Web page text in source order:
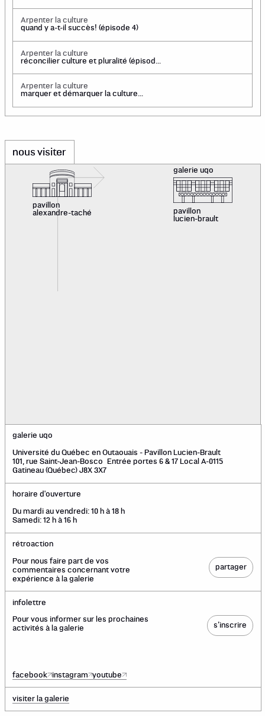
Arpenter la culture
quand y a-t-il succès! (épisode 4)
Arpenter la culture
réconcilier culture et pluralité (épisode
Arpenter la culture
marquer et démarquer la culture
nous visiter
galerie uqo
Université du Québec en Outaouais - Pavillon Lucien-Brault
101, rue Saint-Jean-Bosco Entrée portes 6 & 17 Local A-0115
Gatineau (Québec) J8X 3X7
horaire d'ouverture
Du mardi au vendredi: 10 h à 18 h
Samedi: 12 h à 16 h
rétroaction
Pour nous faire part de vos
commentaires concernant votre
expérience à la galerie
partager
infolettre
Pour vous informer sur les prochaines
activités à la galerie
s’inscrire
facebook instagram youtube
visiter la galerie
galerie uqo
pavillon
lucien-brault
pavillon
alexandre-taché